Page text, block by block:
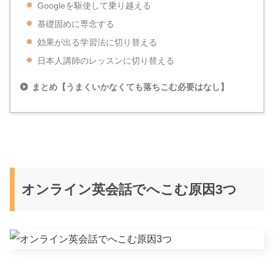
Googleを駆使して乗り越える
基礎固めに専念する
効果が出る学習法に切り替える
日本人講師のレッスンに切り替える
まとめ【うまくいかなくても落ちこむ必要はなし】
オンライン英会話でへこむ原因3つ